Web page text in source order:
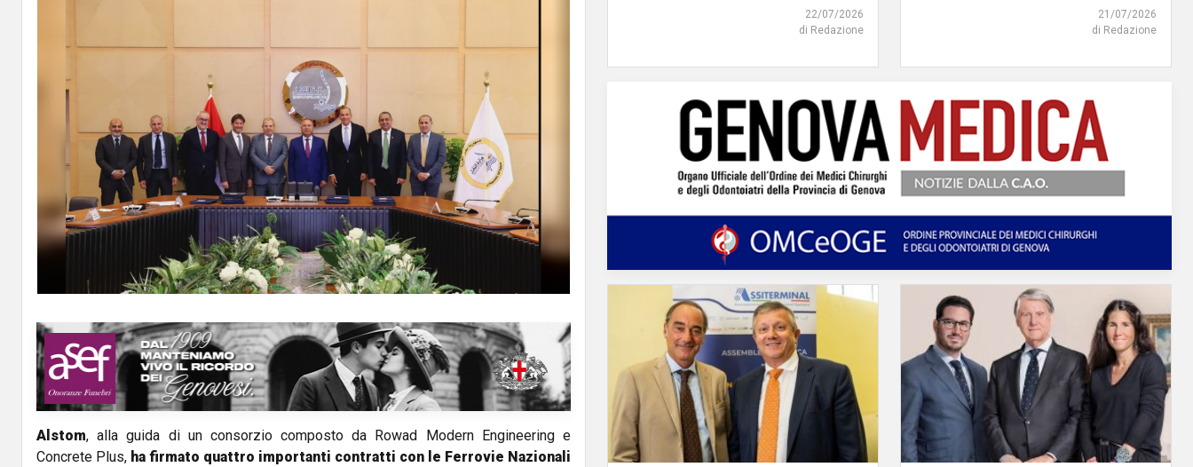
Alstom, alla guida di un consorzio composto da Rowad Modern Engineering e
Concrete Plus, ha firmato quattro importanti contratti con le Ferrovie Nazionali
22/07/2026
di Redazione
21/07/2026
di Redazione